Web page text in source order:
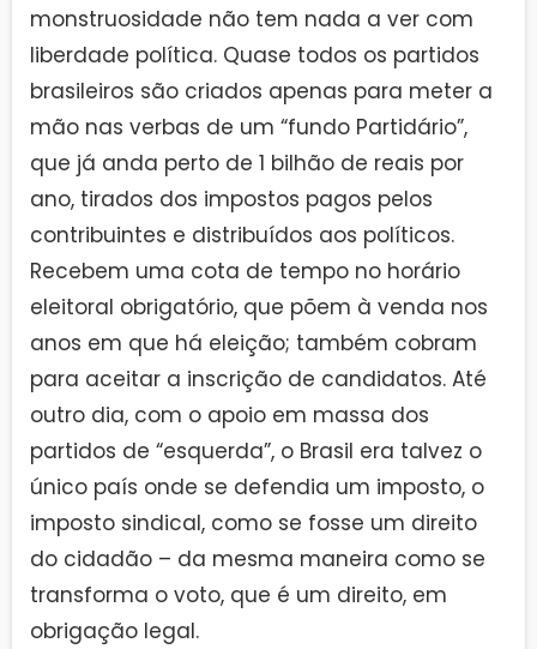
monstruosidade não tem nada a ver com
liberdade política. Quase todos os partidos
brasileiros são criados apenas para meter a
mão nas verbas de um “fundo Partidário”,
que já anda perto de 1 bilhão de reais por
ano, tirados dos impostos pagos pelos
contribuintes e distribuídos aos políticos.
Recebem uma cota de tempo no horário
eleitoral obrigatório, que põem à venda nos
anos em que há eleição; também cobram
para aceitar a inscrição de candidatos. Até
outro dia, com o apoio em massa dos
partidos de “esquerda”, o Brasil era talvez o
único país onde se defendia um imposto, o
imposto sindical, como se fosse um direito
do cidadão – da mesma maneira como se
transforma o voto, que é um direito, em
obrigação legal.